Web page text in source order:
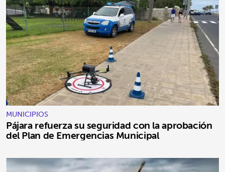
MUNICIPIOS
Pájara refuerza su seguridad con la aprobación
del Plan de Emergencias Municipal